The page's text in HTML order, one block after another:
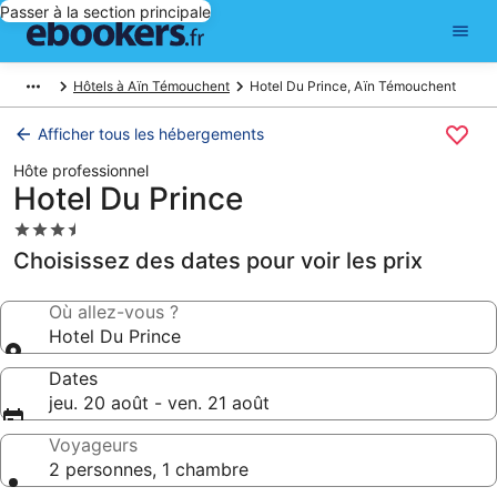
Passer à la section principale
Hôtels à Aïn Témouchent Hotel Du Prince, Aïn Témouchent
Afficher tous les hébergements
Hôte professionnel
Hotel Du Prince
Hébergement
3.5 étoiles
Choisissez des dates pour voir les prix
Où allez-vous ?
Hotel Du Prince
Dates
jeu. 20 août - ven. 21 août
Voyageurs
2 personnes, 1 chambre